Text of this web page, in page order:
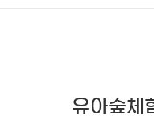
유아숲체